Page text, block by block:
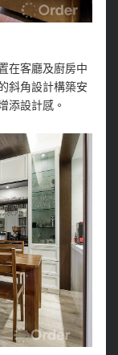
在客廳及廚房中
斜角設計構築安
添設計感。